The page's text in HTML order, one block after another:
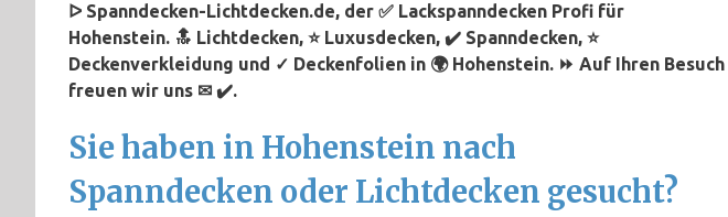
ᐅ Spanndecken-Lichtdecken.de, der ✅ Lackspanndecken Profi für
Hohenstein. 🔝 Lichtdecken, ⭐ Luxusdecken, ✔️ Spanndecken, ⭐
Deckenverkleidung und ✓ Deckenfolien in 🌍 Hohenstein. ⏩ Auf Ihren Besuch
freuen wir uns ✉ ✔️.
Sie haben in Hohenstein nach
Spanndecken oder Lichtdecken gesucht?